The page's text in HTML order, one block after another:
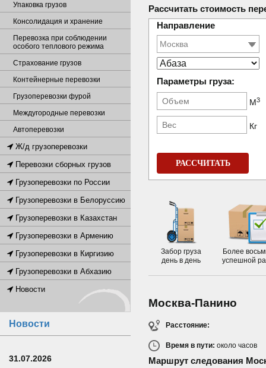
Рассчитать стоимость
Направление
Параметры груза:
М3
Кг
РАССЧИТАТЬ
Забор груза
день в день
Более
успешной
Москва-Панино
Расстояние:
Время в пути: около часов
Маршрут следования
Упаковка грузов
Консолидация и хранение
Перевозка при соблюдении
особого теплового режима
Страхование грузов
Контейнерные перевозки
Грузоперевозки фурой
Междугородные перевозки
Автоперевозки
Ж/д грузоперевозки
Перевозки сборных грузов
Грузоперевозки по России
Грузоперевозки в Белоруссию
Грузоперевозки в Казахстан
Грузоперевозки в Армению
Грузоперевозки в Киргизию
Грузоперевозки в Абхазию
Новости
Новости
31.07.2026